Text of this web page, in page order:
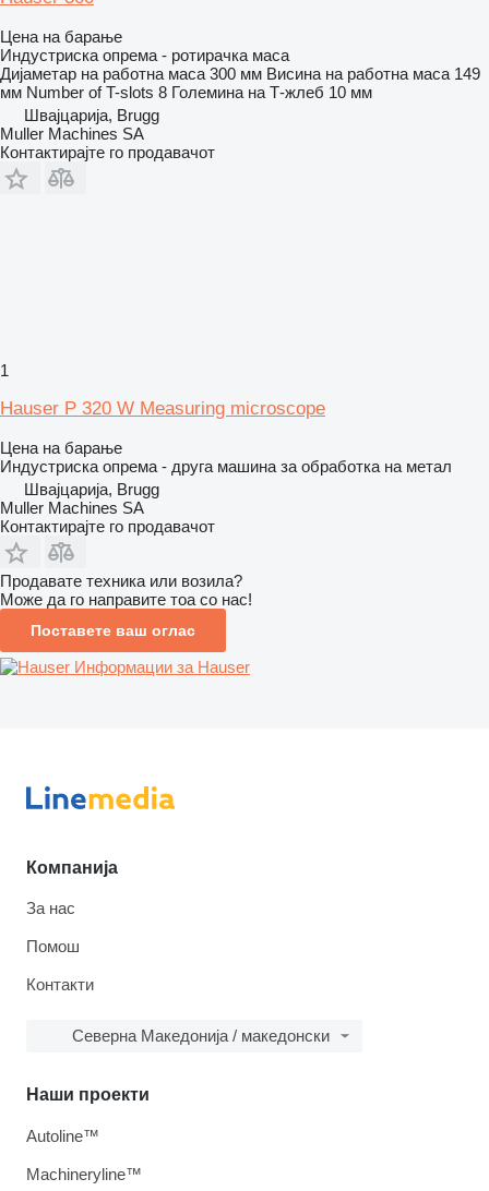
Цена на барање
Индустриска опрема - ротирачка маса
Дијаметар на работна маса 300 мм Висина на работна маса 149
мм Number of T-slots 8 Големина на Т-жлеб 10 мм
Швајцарија, Brugg
Muller Machines SA
Контактирајте го продавачот
1
Hauser P 320 W Measuring microscope
Цена на барање
Индустриска опрема - друга машина за обработка на метал
Швајцарија, Brugg
Muller Machines SA
Контактирајте го продавачот
Продавате техника или возила?
Може да го направите тоа со нас!
Поставете ваш оглас
Информации за Hauser
Компанија
За нас
Помош
Контакти
Северна Македонија / македонски
Наши проекти
Autoline™
Machineryline™